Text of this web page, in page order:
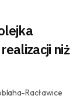
niż
Racławice